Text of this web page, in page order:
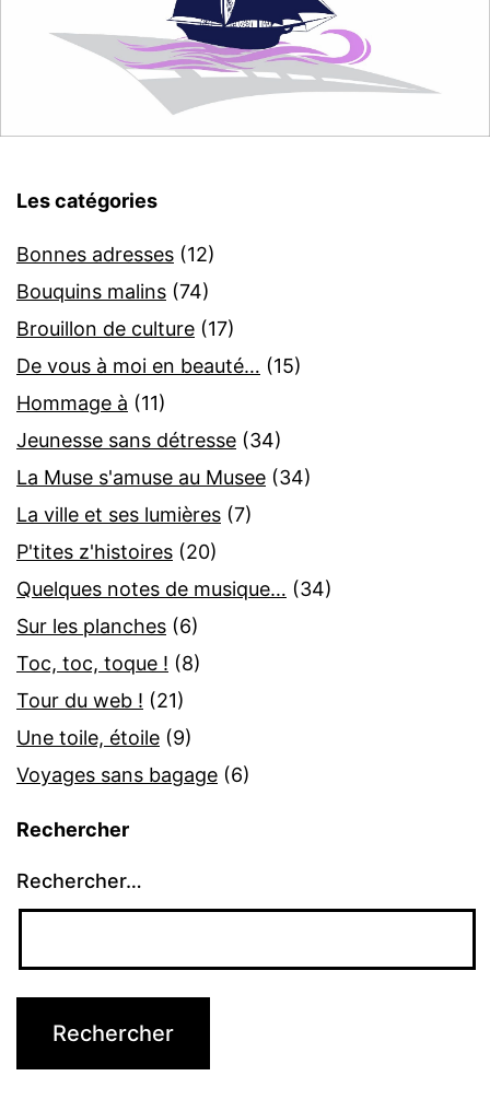
Les catégories
Bonnes adresses (12)
Bouquins malins (74)
Brouillon de culture (17)
De vous à moi en beauté… (15)
Hommage à (11)
Jeunesse sans détresse (34)
La Muse s'amuse au Musee (34)
La ville et ses lumières (7)
P'tites z'histoires (20)
Quelques notes de musique… (34)
Sur les planches (6)
Toc, toc, toque ! (8)
Tour du web ! (21)
Une toile, étoile (9)
Voyages sans bagage (6)
Rechercher
Rechercher…